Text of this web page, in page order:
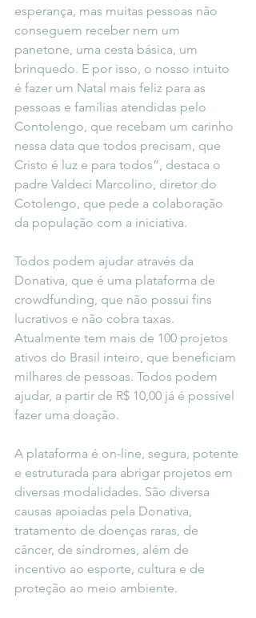
esperança, mas muitas pessoas não
conseguem receber nem um
panetone, uma cesta básica, um
brinquedo. E por isso, o nosso intuito
é fazer um Natal mais feliz para as
pessoas e famílias atendidas pelo
Contolengo, que recebam um carinho
nessa data que todos precisam, que
Cristo é luz e para todos”, destaca o
padre Valdeci Marcolino, diretor do
Cotolengo, que pede a colaboração
da população com a iniciativa.
Todos podem ajudar através da
Donativa, que é uma plataforma de
crowdfunding, que não possui fins
lucrativos e não cobra taxas.
Atualmente tem mais de 100 projetos
ativos do Brasil inteiro, que beneficiam
milhares de pessoas. Todos podem
ajudar, a partir de R$ 10,00 já é possível
fazer uma doação.
A plataforma é on-line, segura, potente
e estruturada para abrigar projetos em
diversas modalidades. São diversa
causas apoiadas pela Donativa,
tratamento de doenças raras, de
câncer, de síndromes, além de
incentivo ao esporte, cultura e de
proteção ao meio ambiente.